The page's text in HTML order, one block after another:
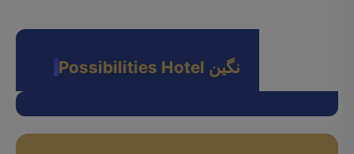
Possibilities Hotel نگین